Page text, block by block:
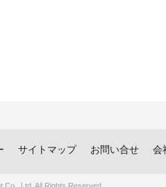
サイトマップ お問い合せ 会